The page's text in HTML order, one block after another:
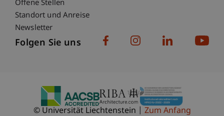
Offene Stellen
Standort und Anreise
Newsletter
Folgen Sie uns
© Universität Liechtenstein Zum Anfang